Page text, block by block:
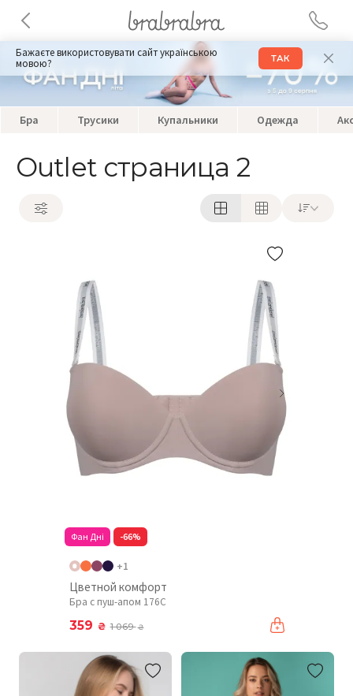
Бажаєте використовувати сайт українською
мовою?
ТАК
Бра Трусики Купальники Одежда
Outlet страница 2
Фан Дні -66%
+1
Цветной комфорт
Бра с пуш-апом 176C
359 ₴ 1 069₴